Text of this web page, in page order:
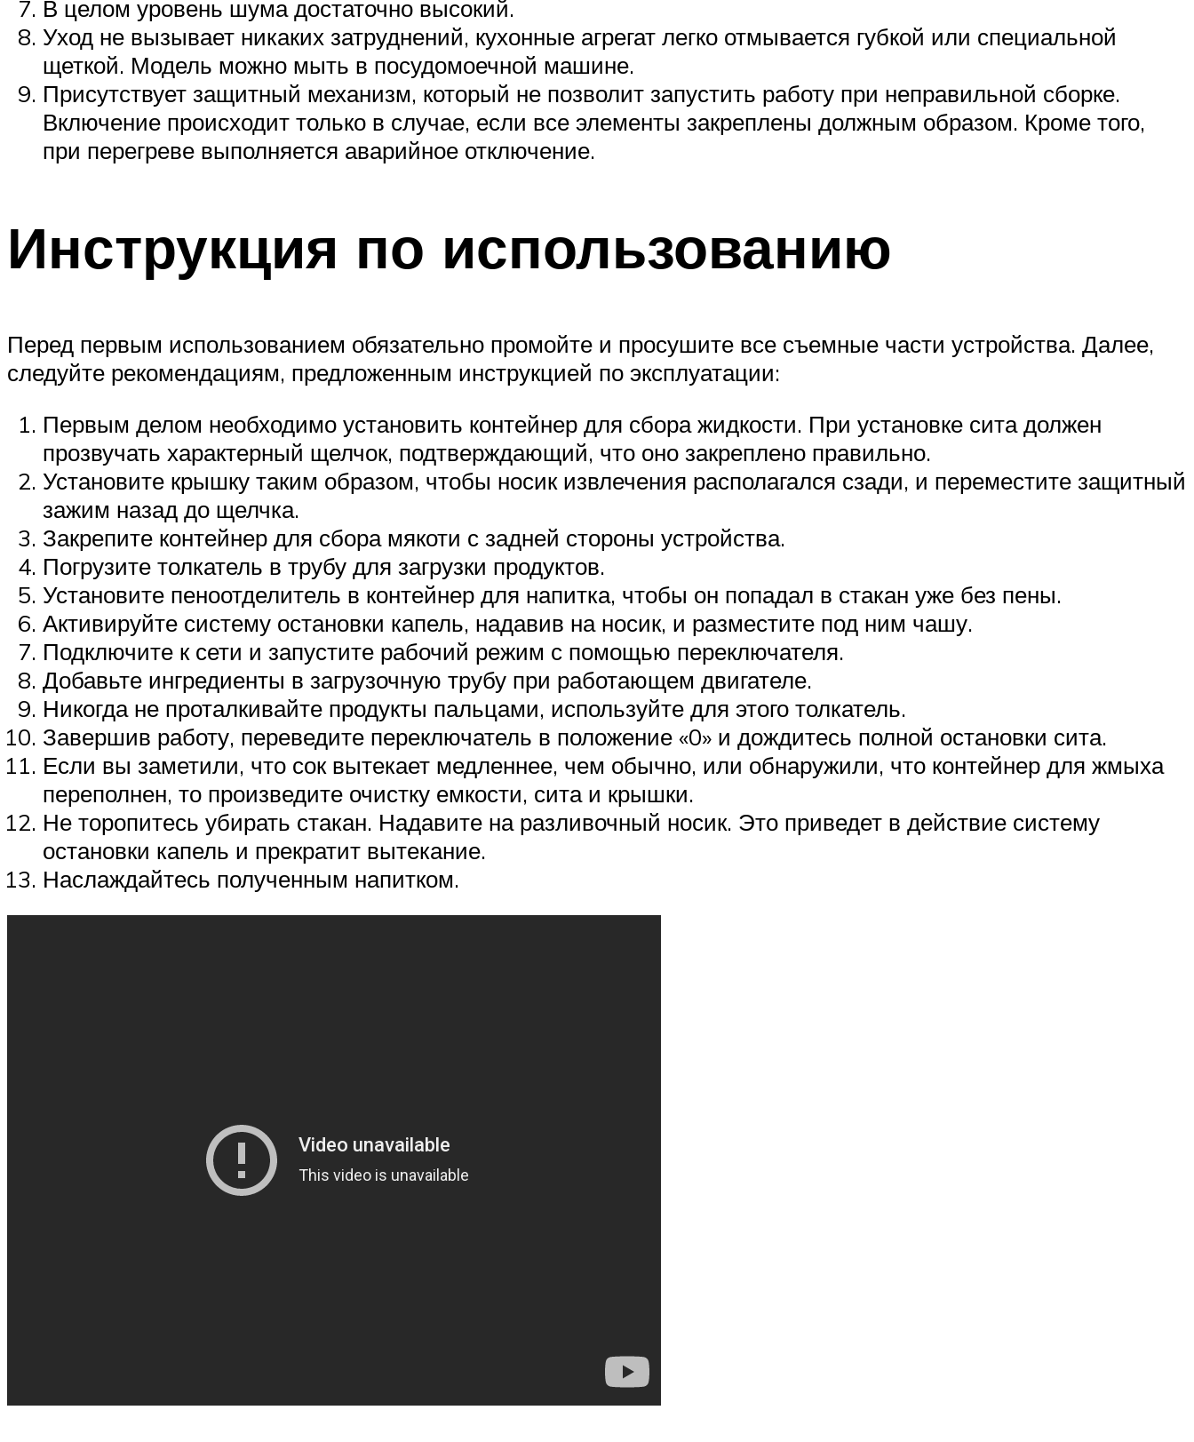
В целом уровень шума достаточно высокий.
Уход не вызывает никаких затруднений, кухонные агрегат легко отмывается губкой или специальной
щеткой. Модель можно мыть в посудомоечной машине.
Присутствует защитный механизм, который не позволит запустить работу при неправильной сборке.
Включение происходит только в случае, если все элементы закреплены должным образом. Кроме того,
при перегреве выполняется аварийное отключение.
Инструкция по использованию
Перед первым использованием обязательно промойте и просушите все съемные части устройства. Далее,
следуйте рекомендациям, предложенным инструкцией по эксплуатации:
Первым делом необходимо установить контейнер для сбора жидкости. При установке сита должен
прозвучать характерный щелчок, подтверждающий, что оно закреплено правильно.
Установите крышку таким образом, чтобы носик извлечения располагался сзади, и переместите защитный
зажим назад до щелчка.
Закрепите контейнер для сбора мякоти с задней стороны устройства.
Погрузите толкатель в трубу для загрузки продуктов.
Установите пеноотделитель в контейнер для напитка, чтобы он попадал в стакан уже без пены.
Активируйте систему остановки капель, надавив на носик, и разместите под ним чашу.
Подключите к сети и запустите рабочий режим с помощью переключателя.
Добавьте ингредиенты в загрузочную трубу при работающем двигателе.
Никогда не проталкивайте продукты пальцами, используйте для этого толкатель.
Завершив работу, переведите переключатель в положение «0» и дождитесь полной остановки сита.
Если вы заметили, что сок вытекает медленнее, чем обычно, или обнаружили, что контейнер для жмыха
переполнен, то произведите очистку емкости, сита и крышки.
Не торопитесь убирать стакан. Надавите на разливочный носик. Это приведет в действие систему
остановки капель и прекратит вытекание.
Наслаждайтесь полученным напитком.